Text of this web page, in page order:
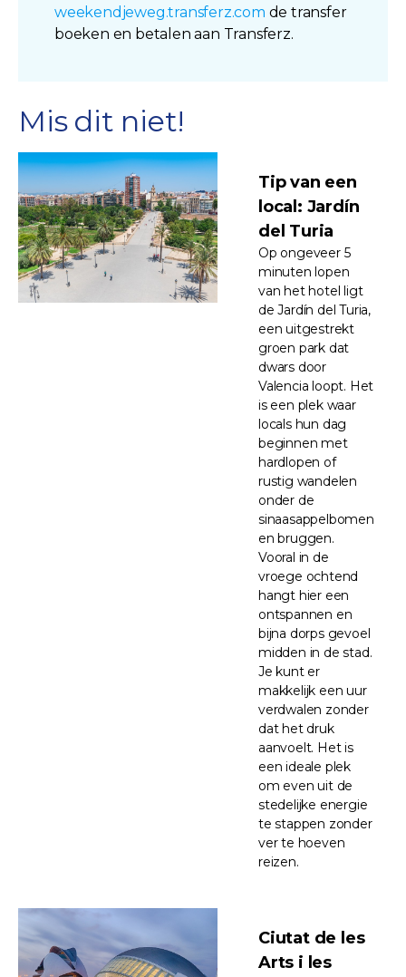
weekendjeweg.transferz.com de transfer
boeken en betalen aan Transferz.
Mis dit niet!
Tip van een
local: Jardín
del Turia
Op ongeveer 5
minuten lopen
van het hotel ligt
de Jardín del Turia,
een uitgestrekt
groen park dat
dwars door
Valencia loopt. Het
is een plek waar
locals hun dag
beginnen met
hardlopen of
rustig wandelen
onder de
sinaasappelbomen
en bruggen.
Vooral in de
vroege ochtend
hangt hier een
ontspannen en
bijna dorps gevoel
midden in de stad.
Je kunt er
makkelijk een uur
verdwalen zonder
dat het druk
aanvoelt. Het is
een ideale plek
om even uit de
stedelijke energie
te stappen zonder
ver te hoeven
reizen.
Ciutat de les
Arts i les